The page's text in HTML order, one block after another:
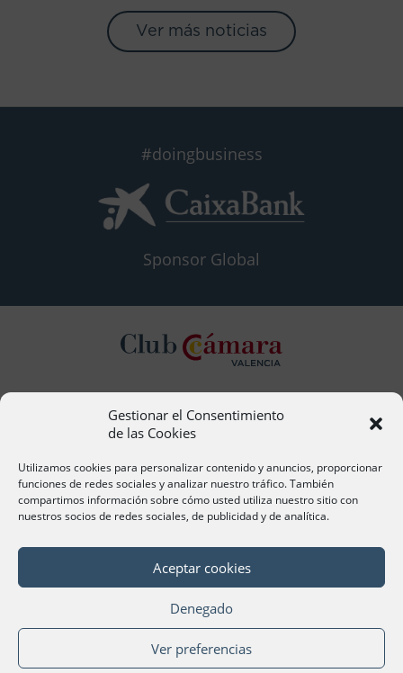
Gestionar el Consentimiento
de las Cookies
Utilizamos cookies para personalizar contenido y anuncios, proporcionar
funciones de redes sociales y analizar nuestro tráfico. También
compartimos información sobre cómo usted utiliza nuestro sitio con
nuestros socios de redes sociales, de publicidad y de analítica.
Aceptar cookies
Denegado
Ver preferencias
Ver más noticias
#doingbusiness
Sponsor Global
Contacto
acervera@camaravalencia.com
961 366 212
Síguenos
Navegación de València 2020